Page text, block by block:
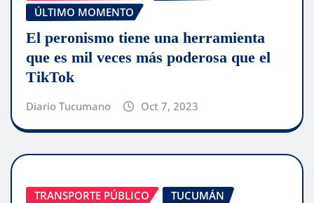
ÚLTIMO MOMENTO
El peronismo tiene una herramienta
que es mil veces más poderosa que el
TikTok
Diario Tucumano Oct 7, 2023
TRANSPORTE PÚBLICO
TUCUMÁN